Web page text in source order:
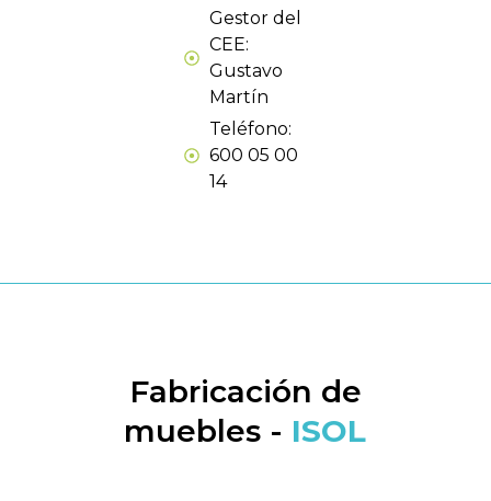
Gestor del
CEE:
Gustavo
Martín
Teléfono:
600 05 00
14
Fabricación de
muebles - ISOL